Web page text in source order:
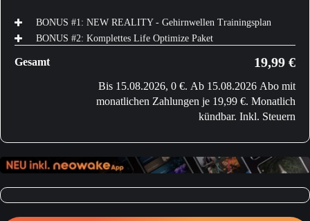
BONUS #1: NEW REALITY - Gehirnwellen Trainingsplan
BONUS #2: Komplettes Life Optimize Paket
Gesamt 19,99 €
Bis 15.08.2026, 0 €. Ab 15.08.2026 Abo mit
monatlichen Zahlungen je 19,99 €. Monatlich
kündbar. Inkl. Steuern